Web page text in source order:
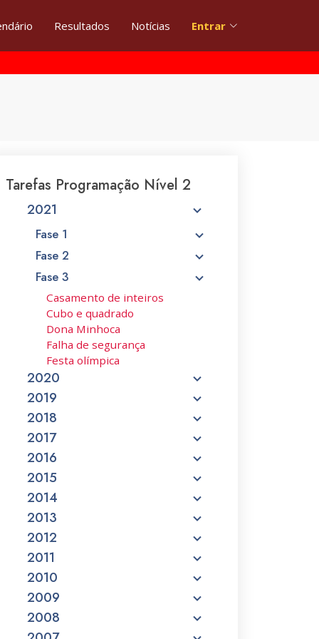
Resultados Notícias Entrar
Tarefas Programação Nível 2
2021
Fase 1
Fase 2
Fase 3
Casamento de inteiros
Cubo e quadrado
Dona Minhoca
Falha de segurança
Festa olímpica
2020
2019
2018
2017
2016
2015
2014
2013
2012
2011
2010
2009
2008